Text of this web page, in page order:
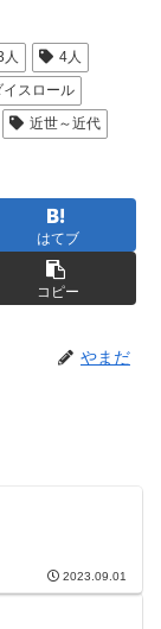
人
4人
イスロール
近世～近代
はてブ
コピー
やまだ
2023.09.01